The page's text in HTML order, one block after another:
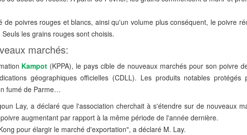
poivres rouges et blancs, ainsi qu'un volume plus conséquent, le poivre
les grains rouges sont choisis.
marchés:
Kampot (KPPA), le pays cible de nouveaux marchés pour son poivre
géographiques officielles (CDLL). Les produits notables protégés
fumé de Parme…
Lay, a déclaré que l'association cherchait à s'étendre sur de nouveaux
augmentant par rapport à la même période de l'année dernière.
pour élargir le marché d'exportation", a déclaré M. Lay.